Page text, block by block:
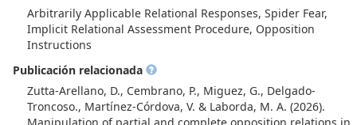
Arbitrarily Applicable Relational Responses, Spider Fear,
Implicit Relational Assessment Procedure, Opposition
Instructions
Publicación relacionada
Zutta-Arellano, D., Cembrano, P., Miguez, G., Delgado-
Troncoso., Martínez-Córdova, V. & Laborda, M. A. (2026).